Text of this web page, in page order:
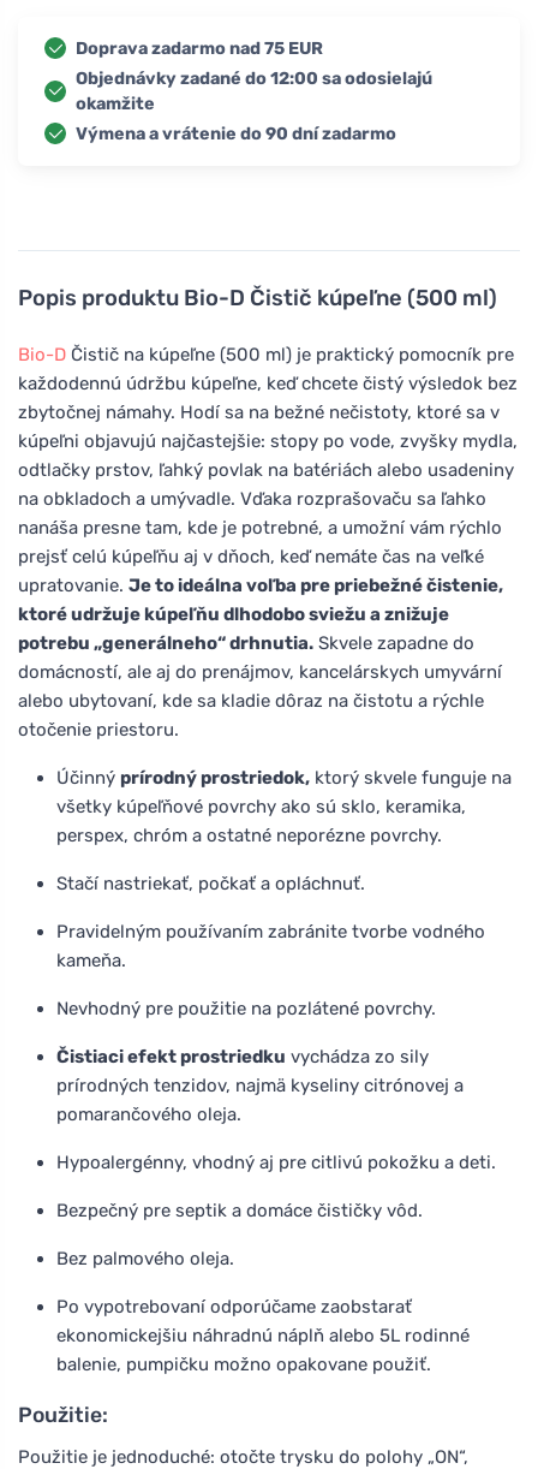
Popis produktu Bio-D Čistič kúpeľne (500 ml)
Bio-D Čistič na kúpeľne (500 ml) je praktický pomocník pre
každodennú údržbu kúpeľne, keď chcete čistý výsledok bez
zbytočnej námahy. Hodí sa na bežné nečistoty, ktoré sa v
kúpeľni objavujú najčastejšie: stopy po vode, zvyšky mydla,
odtlačky prstov, ľahký povlak na batériách alebo usadeniny
na obkladoch a umývadle. Vďaka rozprašovaču sa ľahko
nanáša presne tam, kde je potrebné, a umožní vám rýchlo
prejsť celú kúpeľňu aj v dňoch, keď nemáte čas na veľké
upratovanie. Je to ideálna voľba pre priebežné čistenie,
ktoré udržuje kúpeľňu dlhodobo sviežu a znižuje
potrebu „generálneho“ drhnutia. Skvele zapadne do
domácností, ale aj do prenájmov, kancelárskych umyvární
alebo ubytovaní, kde sa kladie dôraz na čistotu a rýchle
otočenie priestoru.
Účinný prírodný prostriedok, ktorý skvele funguje na
všetky kúpeľňové povrchy ako sú sklo, keramika,
perspex, chróm a ostatné neporézne povrchy.
Stačí nastriekať, počkať a opláchnuť.
Pravidelným používaním zabránite tvorbe vodného
kameňa.
Nevhodný pre použitie na pozlátené povrchy.
Čistiaci efekt prostriedku vychádza zo sily
prírodných tenzidov, najmä kyseliny citrónovej a
pomarančového oleja.
Hypoalergénny, vhodný aj pre citlivú pokožku a deti.
Bezpečný pre septik a domáce čističky vôd.
Bez palmového oleja.
Po vypotrebovaní odporúčame zaobstarať
ekonomickejšiu náhradnú náplň alebo 5L rodinné
balenie, pumpičku možno opakovane použiť.
Použitie:
Použitie je jednoduché: otočte trysku do polohy „ON“,
Doprava zadarmo nad 75 EUR
Objednávky zadané do 12:00 sa odosielajú
okamžite
Výmena a vrátenie do 90 dní zadarmo